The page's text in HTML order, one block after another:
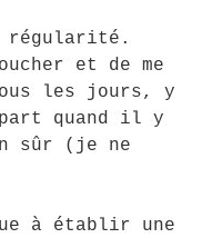
régularité.
et de me
les jours, y
quand il y
sûr (je ne
à établir une